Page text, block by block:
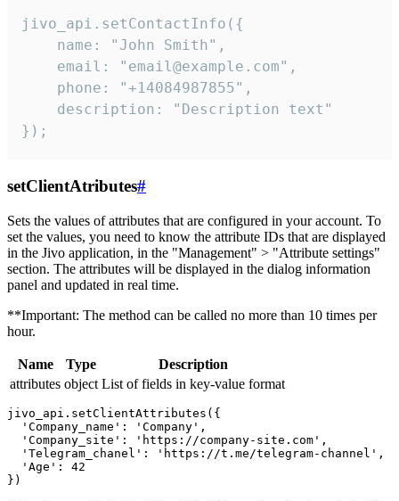
jivo_api.setContactInfo({
    name: "John Smith",
    email: "email@example.com",
    phone: "+14084987855",
    description: "Description text"
});
setClientAtributes#
Sets the values ​​of attributes that are configured in your account. To
set the values, you need to know the attribute IDs that are displayed
in the Jivo application, in the "Management" > "Attribute settings"
section. The attributes will be displayed in the dialog information
panel and updated in real time.
**Important: The method can be called no more than 10 times per
hour.
Name Type
Description
attributes object List of fields in key-value format
jivo_api.setClientAttributes({
  'Company_name': 'Company',
  'Company_site': 'https://company-site.com',
  'Telegram_chanel': 'https://t.me/telegram-channel',
  'Age': 42